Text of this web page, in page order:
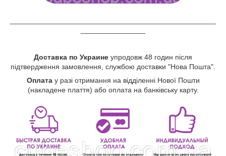
Доставка по Украине упродовж 48 годин після
підтвердження замовлення, службою доставки "Нова Пошта".
Оплата у разі отримання на відділенні Нової Пошти
(накладене плаття) або оплата на банківську карту.